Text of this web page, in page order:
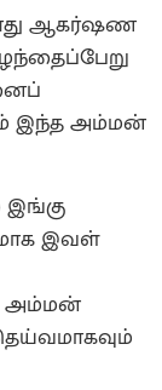
ஆகர்ஷண
இந்த அம்மன்
இங்கு
இவள்
அம்மன்